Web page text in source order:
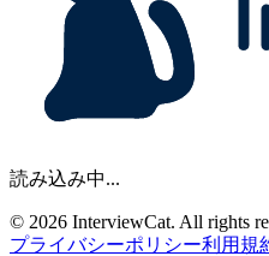
読み込み中...
© 2026 InterviewCat. All rights
プライバシーポリシー利用規